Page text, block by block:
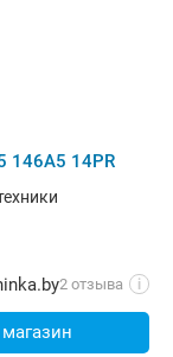
146A5 14PR
2 отзыва i